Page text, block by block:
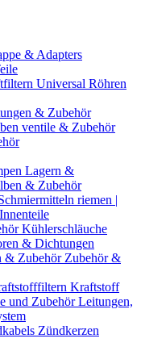
& Adapters
Universal Röhren
& Zubehör
ventile & Zubehör
Lagern &
& Zubehör
riemen |
Kühlerschläuche
& Dichtungen
& Zubehör Zubehör &
Kraftstoff
und ZubehörLeitungen,
Zündkerzen